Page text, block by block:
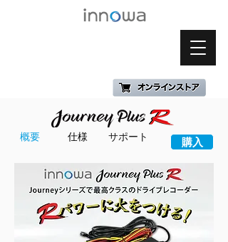
概要 仕様 サポート 購入